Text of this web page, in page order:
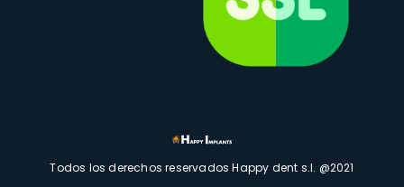
Todos los derechos reservados Happy dent s.l. @2021